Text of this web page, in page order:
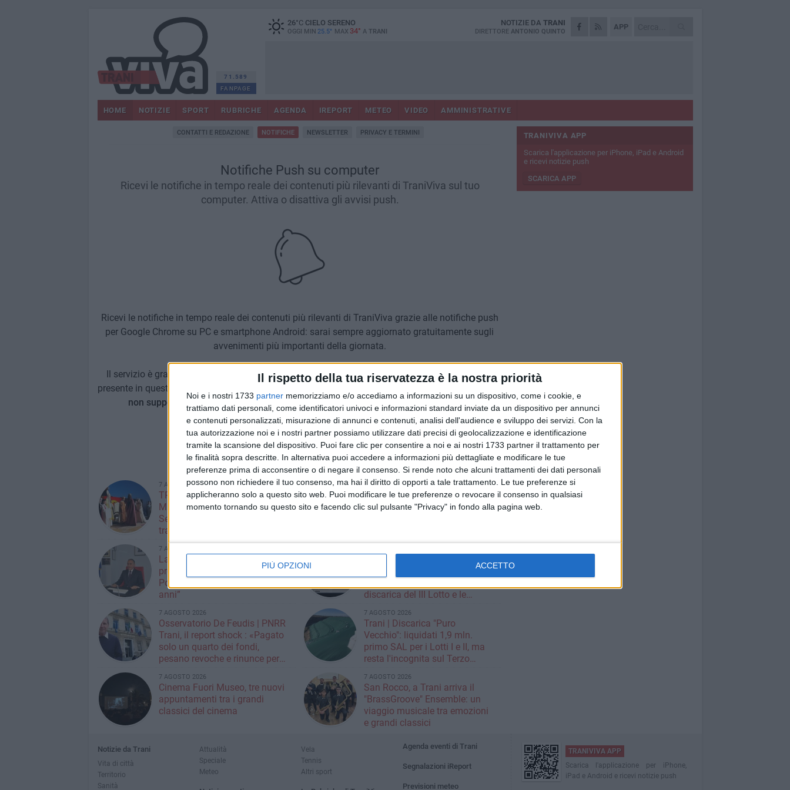
Il rispetto della tua riservatezza è la nostra priorità
Noi e i nostri 1733 partner memorizziamo e/o accediamo a informazioni su un dispositivo, come i cookie, e
trattiamo dati personali, come identificatori univoci e informazioni standard inviate da un dispositivo per annunci
e contenuti personalizzati, misurazione di annunci e contenuti, analisi dell'audience e sviluppo dei servizi. Con la
tua autorizzazione noi e i nostri partner possiamo utilizzare dati precisi di geolocalizzazione e identificazione
tramite la scansione del dispositivo. Puoi fare clic per consentire a noi e ai nostri 1733 partner il trattamento per
le finalità sopra descritte. In alternativa puoi accedere a informazioni più dettagliate e modificare le tue
preferenze prima di acconsentire o di negare il consenso. Si rende noto che alcuni trattamenti dei dati personali
possono non richiedere il tuo consenso, ma hai il diritto di opporti a tale trattamento. Le tue preferenze si
applicheranno solo a questo sito web. Puoi modificare le tue preferenze o revocare il consenso in qualsiasi
momento tornando su questo sito e facendo clic sul pulsante "Privacy" in fondo alla pagina web.
PIÙ OPZIONI ACCETTO
71.589
FANPAGE
26°CCIELO SERENO
OGGI MIN 25.5° MAX 34° A TRANI
APP
NOTIZIE DA TRANI
DIRETTORE ANTONIO QUINTO
HOME NOTIZIE SPORT RUBRICHE AGENDA IREPORT METEO VIDEO AMMINISTRATIVE
CONTATTI E REDAZIONE NOTIFICHE NEWSLETTER PRIVACY E TERMINI
Notifiche Push su computer
Ricevi le notifiche in tempo reale dei contenuti più rilevanti di TraniViva sul tuo
computer. Attiva o disattiva gli avvisi push.
Ricevi le notifiche in tempo reale dei contenuti più rilevanti di TraniViva grazie alle notifiche push
per Google Chrome su PC e smartphone Android: sarai sempre aggiornato gratuitamente sugli
avvenimenti più importanti della giornata.
Il servizio è gratuito e può essere attivato o disattivato semplicemente selezionando il bottone
presente in questa pagina oppure modificando le impostazioni del browser.
Nei sistemi o browser
non supportati il bottone per l'iscrizione o la cancellazione non viene visualizzato.
NOTIZIE E AGGIORNAMENTI RECENTI
7 AGOSTO 2026
TRANI TORNA NEL
MEDIOEVO: Al via oggi la
Settimana Medioevale 2026
tra Templari, Re Manfredi e
cortei storici
7 AGOSTO 2026
Liquami in mare sul
Lungomare Colombo: la
7 AGOSTO 2026
La Fondazione S.E.C.A.
presenta “La mia vita in
Polizia: una storia lunga 38
anni”
discarica del III Lotto e le
sui rifiuti
7 AGOSTO 2026
Osservatorio De Feudis | PNRR
Trani, il report shock : «Pagato
solo un quarto dei fondi,
pesano revoche e rinunce per
7 AGOSTO 2026
Trani | Discarica "Puro
Vecchio": liquidati 1,9 mln.
primo SAL per i Lotti I e II, ma
resta l'incognita sul Terzo
7 AGOSTO 2026
Cinema Fuori Museo, tre nuovi
appuntamenti tra i grandi
classici del cinema
7 AGOSTO 2026
San Rocco, a Trani arriva il
"BrassGroove" Ensemble: un
viaggio musicale tra emozioni
e grandi classici
TRANIVIVA APP
Scarica l'applicazione per iPhone, iPad e Android
e ricevi notizie push
SCARICA APP
Notizie da Trani
Vita di città
Territorio
Sanità
Attualità
Speciale
Meteo
Vela
Tennis
Altri sport
Agenda eventi di Trani
Segnalazioni iReport
Previsioni meteo
TRANIVIVA APP
Scarica l'applicazione per iPhone,
iPad e Android e ricevi notizie push